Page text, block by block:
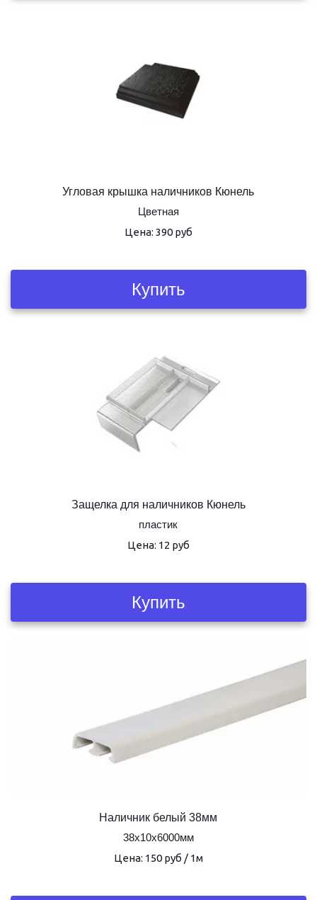
Угловая крышка наличников Кюнель
Цветная
Цена: 390 руб
Купить
Защелка для наличников Кюнель
пластик
Цена: 12 руб
Купить
Наличник белый 38мм
38х10х6000мм
Цена: 150 руб / 1м